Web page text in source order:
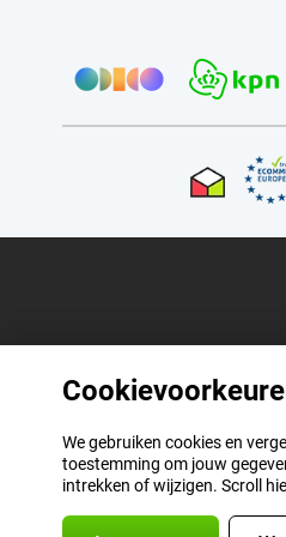
We gebruiken cookies en
toestemming om jouw
intrekken of wijzigen. Scroll